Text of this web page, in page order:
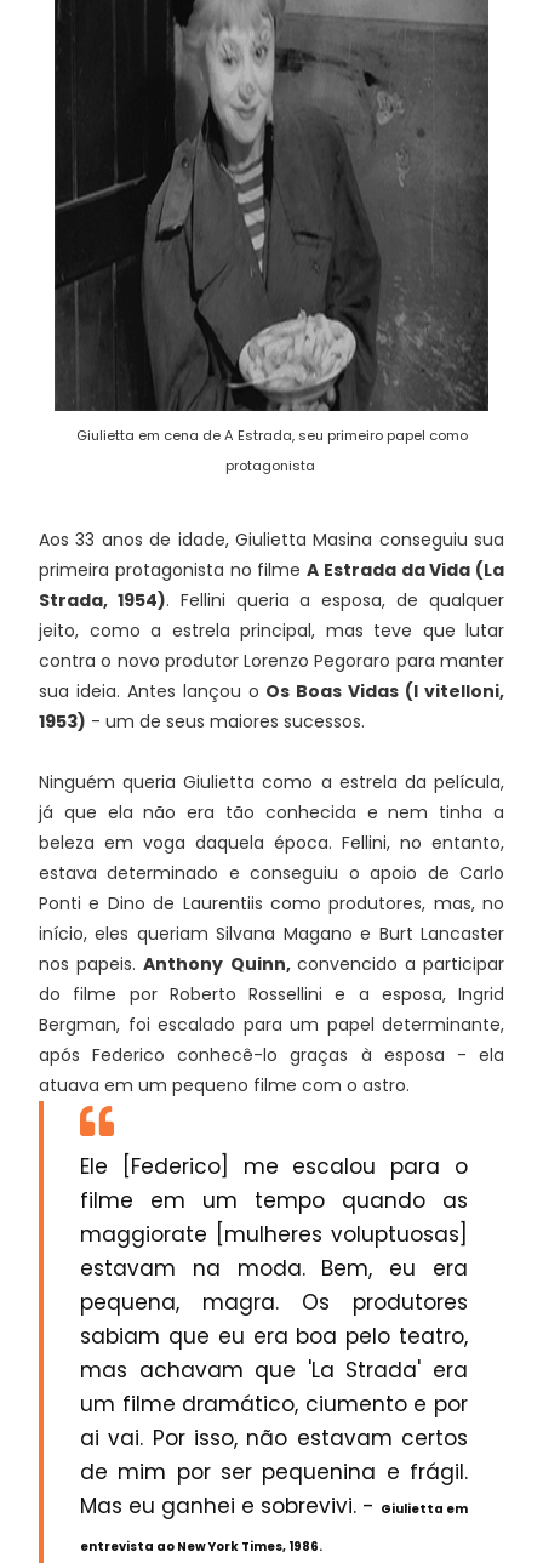
Giulietta em cena de A Estrada, seu primeiro papel como
protagonista
Aos 33 anos de idade, Giulietta Masina conseguiu sua
primeira protagonista no filme A Estrada da Vida (La
Strada, 1954). Fellini queria a esposa, de qualquer
jeito, como a estrela principal, mas teve que lutar
contra o novo produtor Lorenzo Pegoraro para manter
sua ideia. Antes lançou o Os Boas Vidas (I vitelloni,
1953) - um de seus maiores sucessos.
Ninguém queria Giulietta como a estrela da película,
já que ela não era tão conhecida e nem tinha a
beleza em voga daquela época. Fellini, no entanto,
estava determinado e conseguiu o apoio de Carlo
Ponti e Dino de Laurentiis como produtores, mas, no
início, eles queriam Silvana Magano e Burt Lancaster
nos papeis.Anthony Quinn, convencido a participar
do filme por Roberto Rossellini e a esposa, Ingrid
Bergman, foi escalado para um papel determinante,
após Federico conhecê-lo graças à esposa - ela
atuava em um pequeno filme com o astro.
Ele [Federico] me escalou para o
filme em um tempo quando as
maggiorate [mulheres voluptuosas]
estavam na moda. Bem, eu era
pequena, magra. Os produtores
sabiam que eu era boa pelo teatro,
mas achavam que 'La Strada' era
um filme dramático, ciumento e por
ai vai. Por isso, não estavam certos
de mim por ser pequenina e frágil.
Mas eu ganhei e sobrevivi. - Giulietta em
entrevista ao New York Times, 1986.